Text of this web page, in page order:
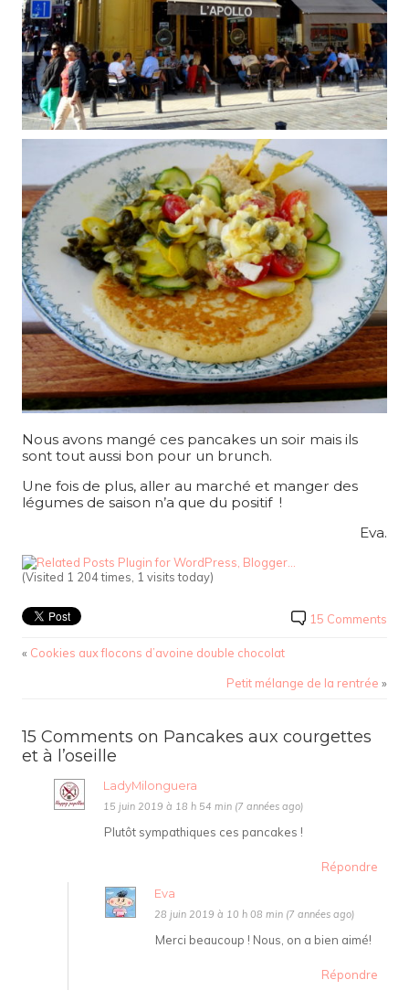
Nous avons mangé ces pancakes un soir mais ils
sont tout aussi bon pour un brunch.
Une fois de plus, aller au marché et manger des
légumes de saison n’a que du positif !
Eva.
(Visited 1 204 times, 1 visits today)
15 Comments
« Cookies aux flocons d’avoine double chocolat
Petit mélange de la rentrée »
15 Comments on Pancakes aux courgettes
et à l’oseille
LadyMilonguera
15 juin 2019 à 18 h 54 min (7 années ago)
Plutôt sympathiques ces pancakes !
Répondre
Eva
28 juin 2019 à 10 h 08 min (7 années ago)
Merci beaucoup ! Nous, on a bien aimé!
Répondre